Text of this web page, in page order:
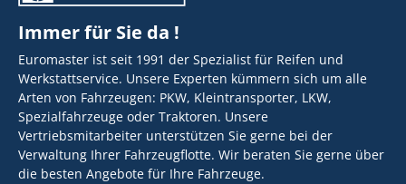
Immer für Sie da !
Euromaster ist seit 1991 der Spezialist für Reifen und
Werkstattservice. Unsere Experten kümmern sich um alle
Arten von Fahrzeugen: PKW, Kleintransporter, LKW,
Spezialfahrzeuge oder Traktoren. Unsere
Vertriebsmitarbeiter unterstützen Sie gerne bei der
Verwaltung Ihrer Fahrzeugflotte. Wir beraten Sie gerne über
die besten Angebote für Ihre Fahrzeuge.